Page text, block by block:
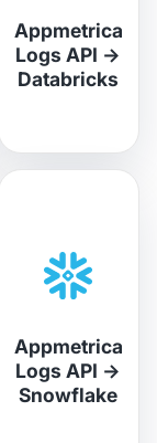
Appmetrica
Logs API →
Databricks
Appmetrica
Logs API →
Snowflake